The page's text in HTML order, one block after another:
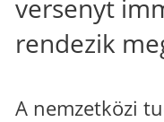
versenyt
rendezik
A nemzetközi